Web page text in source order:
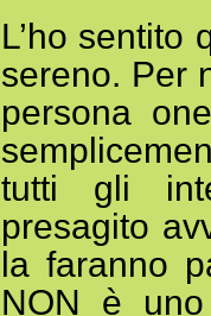
L’ho sentito
sereno. Per
persona
tutti gli
presagito
la faranno
NON è